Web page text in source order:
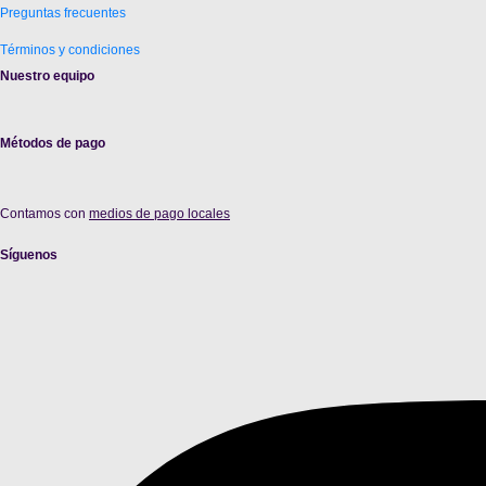
Preguntas frecuentes
Términos y condiciones
Nuestro equipo
Métodos de pago
Contamos con medios de pago locales
Síguenos